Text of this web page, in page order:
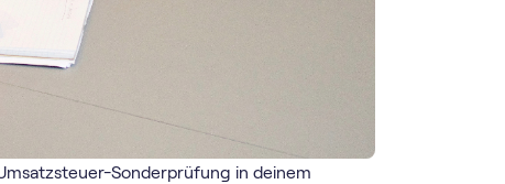
Sonderprüfung in deinem